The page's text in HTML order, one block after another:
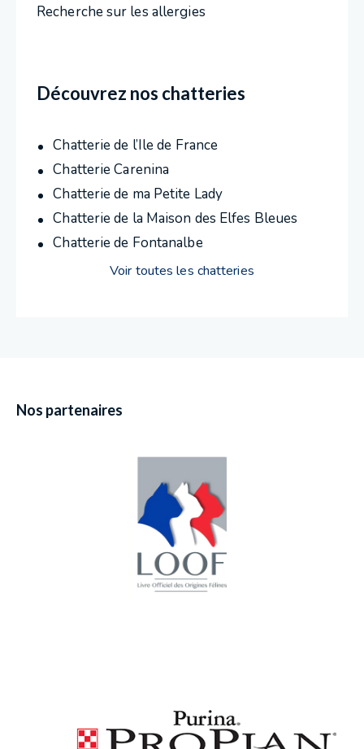
Recherche sur les allergies
Découvrez nos chatteries
Chatterie de l’Ile de France
Chatterie Carenina
Chatterie de ma Petite Lady
Chatterie de la Maison des Elfes Bleues
Chatterie de Fontanalbe
Voir toutes les chatteries
Nos partenaires